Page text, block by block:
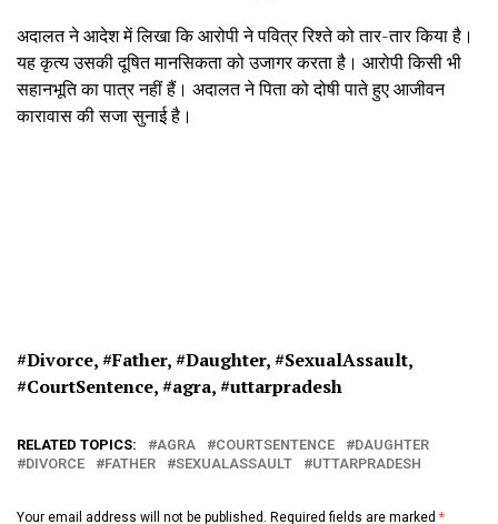
अदालत ने आदेश में लिखा कि आरोपी ने पवित्र रिश्ते को तार-तार किया है।
यह कृत्य उसकी दूषित मानसिकता को उजागर करता है। आरोपी किसी भी
सहानभूति का पात्र नहीं हैं। अदालत ने पिता को दोषी पाते हुए आजीवन
कारावास की सजा सुनाई है।
#Divorce, #Father, #Daughter, #SexualAssault,
#CourtSentence, #agra, #uttarpradesh
RELATED TOPICS: AGRA COURTSENTENCE
DAUGHTER
DIVORCE
FATHER SEXUALASSAULT UTTARPRADESH
Your email address will not be published. Required fields are marked *